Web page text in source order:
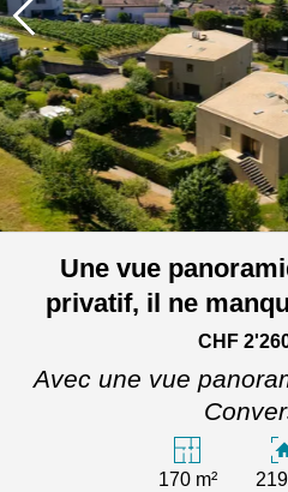
Une vue
privatif, il ne
CHF
Avec une vue
170 m²